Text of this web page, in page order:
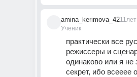
amina_kerimova_42
Ученик
11лет
практически все
режиссеры и
одинаково или я не
секрет, ибо всееее